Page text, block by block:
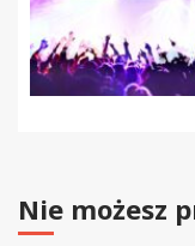
Nie możesz